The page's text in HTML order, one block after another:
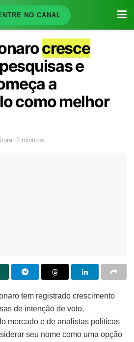
NO CANAL
cresce
e
a
como melhor
2 minutos
tem registrado crescimento
de intenção de voto,
mercado e de analistas políticos
seu nome como uma opção